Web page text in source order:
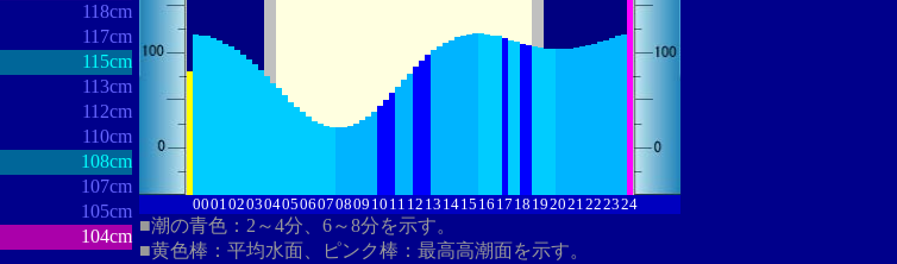
118cm
117cm
115cm
113cm
112cm
110cm
108cm
107cm
105cm
104cm
00010203040506070809 10 11 12 13 1415 16 17 18 192021222324
■潮の青色：2～4分、6～8分を示す。
■黄色棒：平均水面、ピンク棒：最高高潮面を示す。